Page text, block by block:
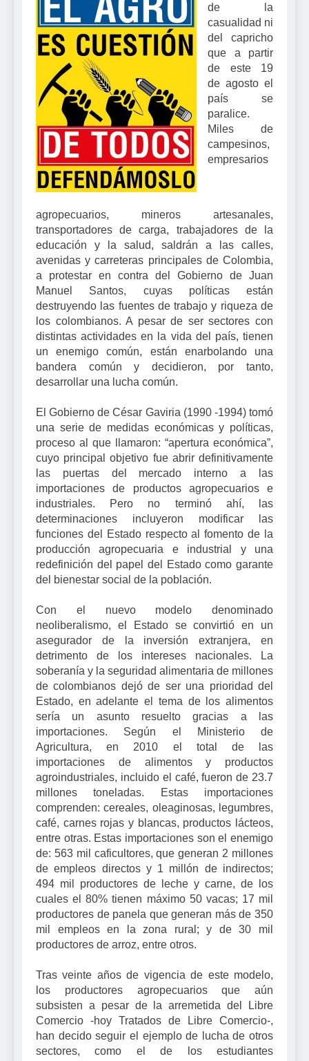
de la
casualidad ni
del capricho
que a partir
de este 19
de agosto el
país se
paralice.
Miles de
campesinos,
empresarios
agropecuarios, mineros artesanales,
transportadores de carga, trabajadores de la
educación y la salud, saldrán a las calles,
avenidas y carreteras principales de Colombia,
a protestar en contra del Gobierno de Juan
Manuel Santos, cuyas políticas están
destruyendo las fuentes de trabajo y riqueza de
los colombianos. A pesar de ser sectores con
distintas actividades en la vida del país, tienen
un enemigo común, están enarbolando una
bandera común y decidieron, por tanto,
desarrollar una lucha común.
El Gobierno de César Gaviria (1990 -1994) tomó
una serie de medidas económicas y políticas,
proceso al que llamaron: “apertura económica”,
cuyo principal objetivo fue abrir definitivamente
las puertas del mercado interno a las
importaciones de productos agropecuarios e
industriales. Pero no terminó ahí, las
determinaciones incluyeron modificar las
funciones del Estado respecto al fomento de la
producción agropecuaria e industrial y una
redefinición del papel del Estado como garante
del bienestar social de la población.
Con el nuevo modelo denominado
neoliberalismo, el Estado se convirtió en un
asegurador de la inversión extranjera, en
detrimento de los intereses nacionales. La
soberanía y la seguridad alimentaria de millones
de colombianos dejó de ser una prioridad del
Estado, en adelante el tema de los alimentos
sería un asunto resuelto gracias a las
importaciones. Según el Ministerio de
Agricultura, en 2010 el total de las
importaciones de alimentos y productos
agroindustriales, incluido el café, fueron de 23.7
millones toneladas. Estas importaciones
comprenden: cereales, oleaginosas, legumbres,
café, carnes rojas y blancas, productos lácteos,
entre otras. Estas importaciones son el enemigo
de: 563 mil caficultores, que generan 2 millones
de empleos directos y 1 millón de indirectos;
494 mil productores de leche y carne, de los
cuales el 80% tienen máximo 50 vacas; 17 mil
productores de panela que generan más de 350
mil empleos en la zona rural; y de 30 mil
productores de arroz, entre otros.
Tras veinte años de vigencia de este modelo,
los productores agropecuarios que aún
subsisten a pesar de la arremetida del Libre
Comercio -hoy Tratados de Libre Comercio-,
han decido seguir el ejemplo de lucha de otros
sectores, como el de los estudiantes